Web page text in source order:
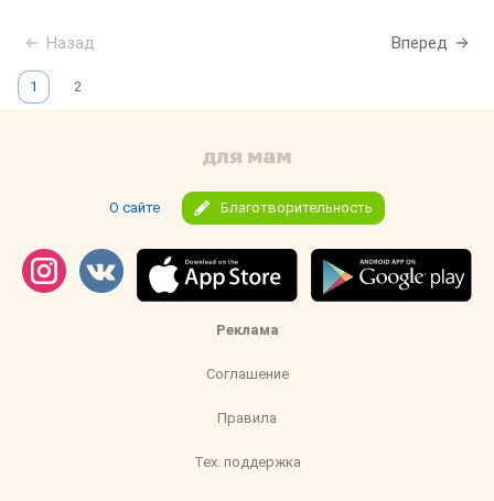
Назад Вперед
1 2
О сайте Благотворительность
Реклама
Соглашение
Правила
Тех. поддержка